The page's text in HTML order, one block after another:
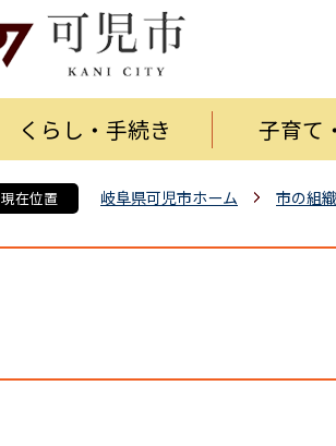
くらし・手続き 子育て
現在位置 岐阜県可児市ホーム 市の組織